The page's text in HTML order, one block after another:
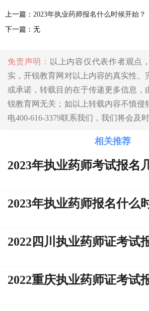
上一篇： 2023年执业药师报名什么时候开始？
下一篇：无
免责声明：
以上内容仅代表作者观点
实，开锐教育网对以上内容的真实性、
或承诺，转载目的在于传递更多信息，
锐教育网无关；如以上转载内容不慎侵
电400-616-3379联系我们，我们将会及时
相关推荐
2023年执业药师考试报名
2023年执业药师报名什么
2022四川执业药师证考试
2022重庆执业药师证考试